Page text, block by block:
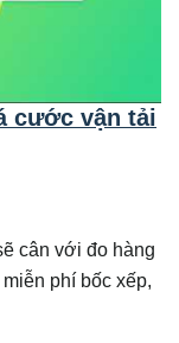
cước vận tải
cân với đo hàng
phí bốc xếp,